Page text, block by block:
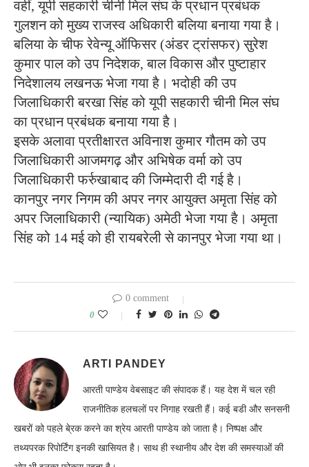
वहीं, यूपी सहकारी चीनी मिल संघ के प्रधान प्रबंधक
गुलशन को मुख्य राजस्व अधिकारी बलिया बनाया गया है।
बलिया के चीफ रेवेन्यू ऑफिसर (अंडर ट्रांसफर) सुरेश
कुमार पाल को उप निदेशक, बाल विकास और पुष्टाहार
निदेशालय लखनऊ भेजा गया है। भदोही की उप
जिलाधिकारी बरखा सिंह को यूपी सहकारी चीनी मिल संघ
का प्रधान प्रबंधक बनाया गया है।
इसके अलावा प्रतीक्षारत अविनाश कुमार गौतम को उप
जिलाधिकारी आजमगढ़ और अभिषेक वर्मा को उप
जिलाधिकारी फर्रुखाबाद की जिम्मेदारी दी गई है।
कानपुर नगर निगम की अपर नगर आयुक्त अमृता सिंह को
अपर जिलाधिकारी (न्यायिक) अमेठी भेजा गया है। अमृता
सिंह को 14 मई को ही रायबरेली से कानपुर भेजा गया था।
0 comment
0
ARTI PANDEY
आरती पाण्डेय वेबसाइट की संपादक हैं। यह देश में चल रही
राजनीतिक हलचलों पर निगाह रखती हैं। कई बडी और सनसनी
खबरों को पहले बे्रक करने का श्रेय आरती पाण्डेय को जाता है। निष्पक्ष और
तथ्यपरक रिपोर्टिंग इनकी खासियत है। साथ ही स्थानीय और देश की समस्याओं की